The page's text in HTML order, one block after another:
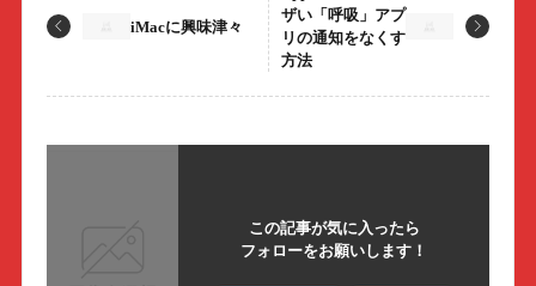
iMacに興味津々
ザい「呼吸」アプ
リの通知をなくす
方法
この記事が気に入ったら
フォローをお願いします！